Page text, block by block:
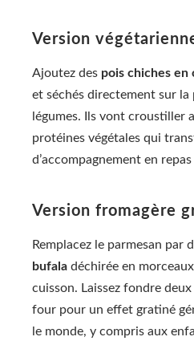
Version
Ajoutez des pois chiches en
et séchés directement sur la
légumes. Ils vont croustiller
protéines végétales qui
d’accompagnement en
Version fromagère
Remplacez le parmesan par
bufala déchirée en
cuisson. Laissez fondre
four pour un effet gratiné
le monde, y compris aux